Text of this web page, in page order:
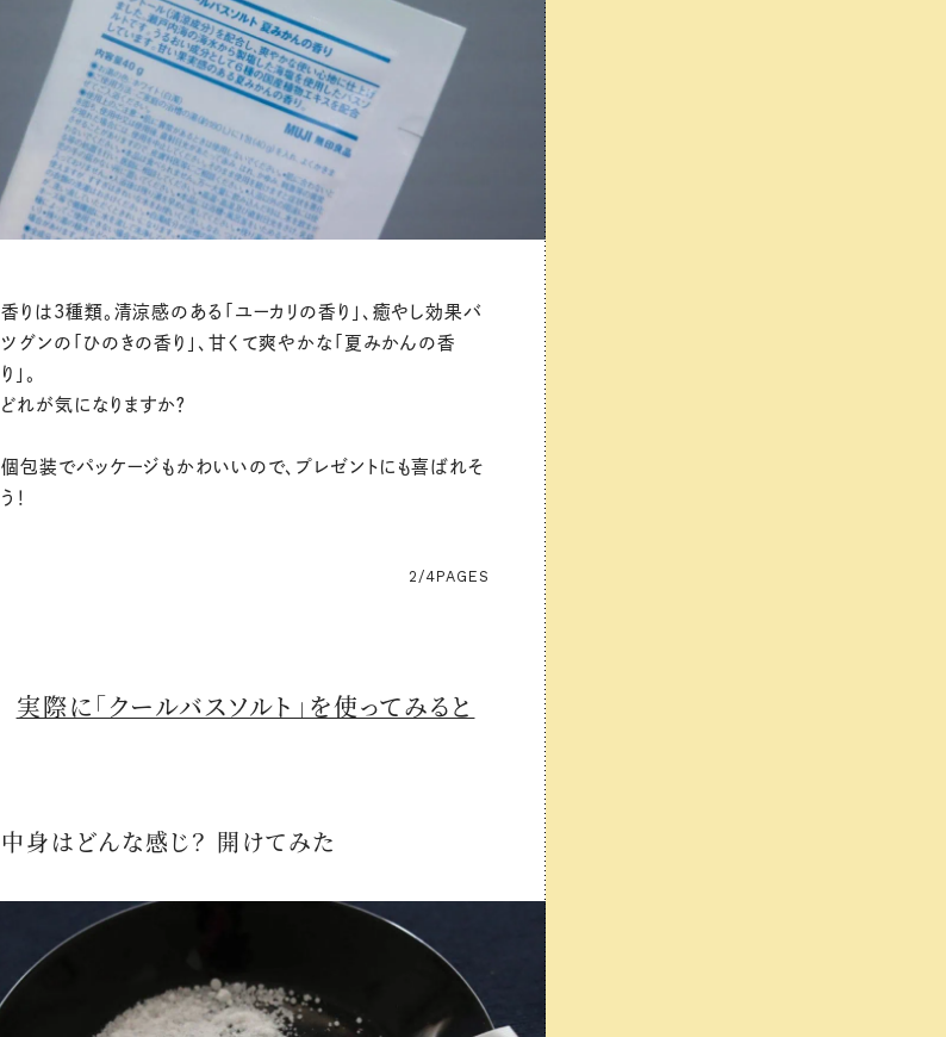
香りは3種類。清涼感のある「ユーカリの香り」、癒やし効果バ
ツグンの「ひのきの香り」、甘くて爽やかな「夏みかんの香
り」。
どれが気になりますか？
個包装でパッケージもかわいいので、プレゼントにも喜ばれそ
う！
2/4PAGES
実際に「クールバスソルト」を使ってみると
中身はどんな感じ？ 開けてみた